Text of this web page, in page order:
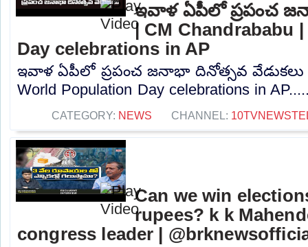
ఇవాళ ఏపీలో ప్రపంచ
| CM Chandrababu
Day celebrations in AP
ఇవాళ ఏపీలో ప్రపంచ జనాభా దినోత్సవ వేడుకలు |
World Population Day celebrations in
CATEGORY: NEWS CHANNEL:
Can we win
rupees? k k
congress leader |